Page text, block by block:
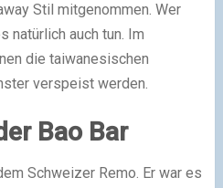
Stil mitgenommen. Wer
natürlich auch tun. Im
die taiwanesischen
verspeist werden.
Bao Bar
Schweizer Remo. Er war es